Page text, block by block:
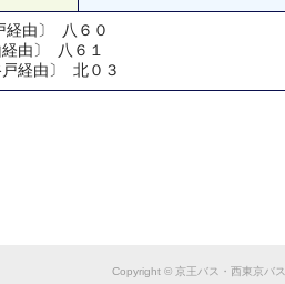
経由〕 八６０
由〕 八６１
経由〕 北０３
Copyright © 京王バス・西東京バス